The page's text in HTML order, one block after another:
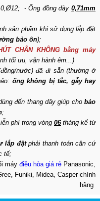
- Ống đồng dày0,71mm
sản phẩm khi sử dụng lắp đặt
bảo ôn);
CHÂN KHÔNG bằng máy
tối ưu, vận hành êm...)
nước) đã đi sẵn (thường ở
ống không bị tắc, gẫy hay
đến thang dây giúp chobảo
;
phí trong vòng 06tháng kể từ
lắp đặtphải thanh toán căn cứ
tế;
máy điều hòa giá rẻ Panasonic,
Funiki, Midea, Casper chính
hãng